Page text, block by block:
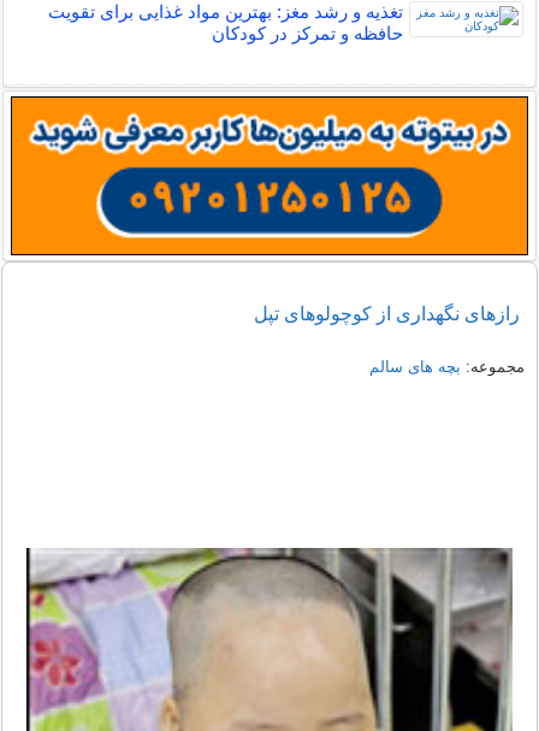
تغذیه و رشد مغز: بهترین مواد غذایی برای تقویت
حافظه و تمرکز در کودکان
رازهای نگهداری از کوچولوهای تپل
مجموعه: بچه های سالم